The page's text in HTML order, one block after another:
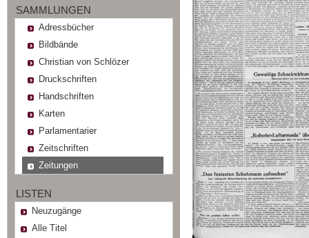
SAMMLUNGEN
Adressbücher
Bildbände
Christian von Schlözer
Druckschriften
Handschriften
Karten
Parlamentarier
Zeitschriften
Zeitungen
LISTEN
Neuzugänge
Alle Titel